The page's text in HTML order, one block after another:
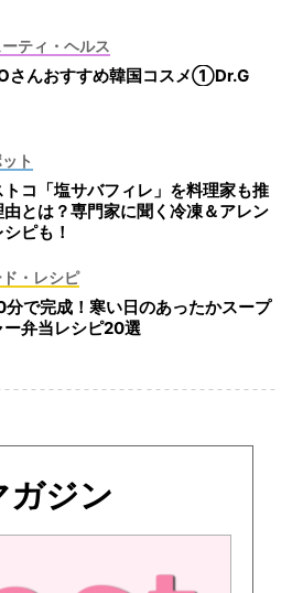
ーティ・ヘルス
さんおすすめ韓国コスメ①Dr.G
ト
トコ「塩サバフィレ」を料理家も推
由とは？専門家に聞く冷凍＆アレン
ピも！
・レシピ
分で完成！寒い日のあったかスープ
ー弁当レシピ20選
ガジン